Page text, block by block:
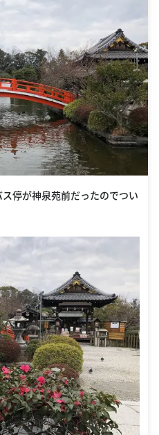
停が神泉苑前だったのでつい